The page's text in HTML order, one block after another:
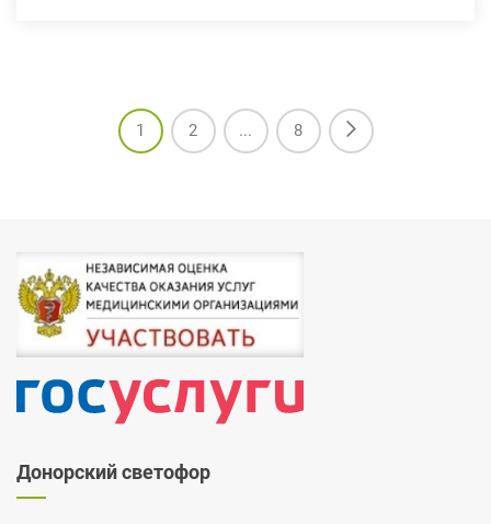
1 2 ... 8
Донорский светофор